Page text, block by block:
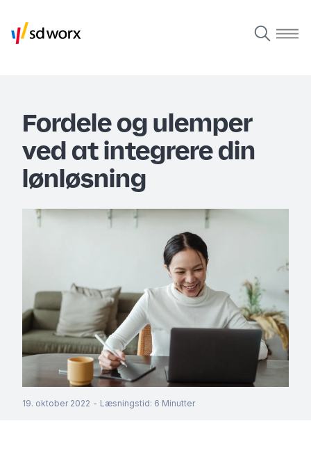
Fordele og ulemper
ved at integrere din
lønløsning
19. oktober 2022 - Læsningstid: 6 Minutter